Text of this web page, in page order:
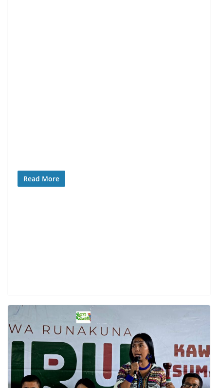
Read More